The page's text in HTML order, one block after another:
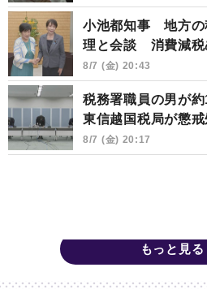
小池都知事 地方
理と会談 消費減税
8/7 (金) 20:43
税務署職員の男が
東信越国税局が懲
8/7 (金) 20:17
もっと見る